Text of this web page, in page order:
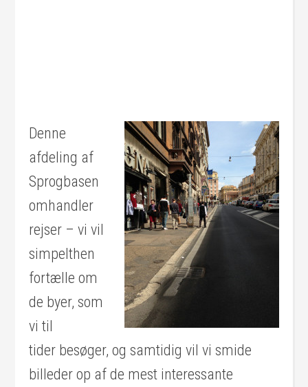
Denne
afdeling af
Sprogbasen
omhandler
rejser – vi vil
simpelthen
fortælle om
de byer, som
vi til
tider besøger, og samtidig vil vi smide
billeder op af de mest interessante